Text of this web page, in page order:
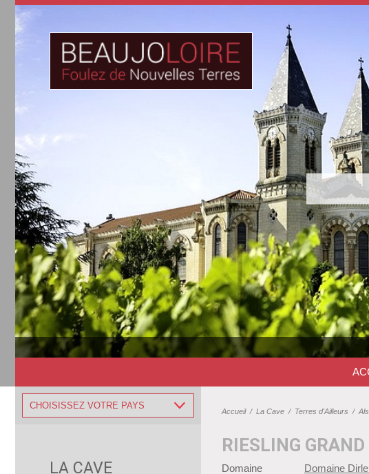
CHOISISSEZ VOTRE PAYS
LA CAVE
Accueil/ La Cave / Terres d'Ailleurs /
RIESLING
Domaine
Domaine